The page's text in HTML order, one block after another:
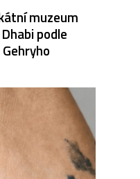
muzeum
podle